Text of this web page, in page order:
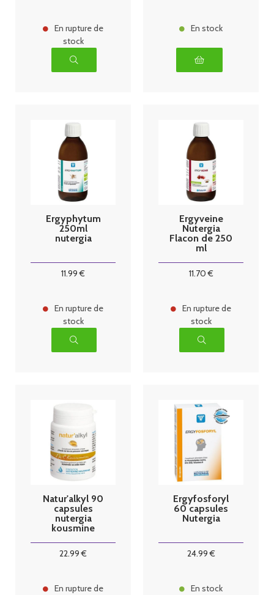
En rupture de
stock
En stock
Ergyphytum
250ml
nutergia
11.99 €
En rupture de
stock
Ergyveine
Nutergia
Flacon de 250
ml
11.70€
En rupture de
stock
Natur'alkyl 90
capsules
nutergia
kousmine
22.99 €
En rupture de
Ergyfosforyl
60 capsules
Nutergia
24.99€
En stock